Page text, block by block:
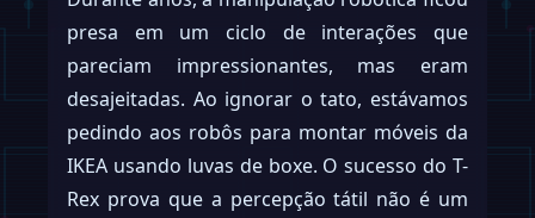
presa em um ciclo de interações que
pareciam impressionantes, mas eram
desajeitadas. Ao ignorar o tato, estávamos
pedindo aos robôs para montar móveis da
IKEA usando luvas de boxe. O sucesso do T-
Rex prova que a percepção tátil não é um